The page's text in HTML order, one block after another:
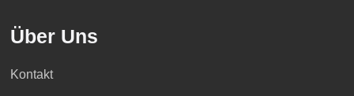
Über Uns
Kontakt